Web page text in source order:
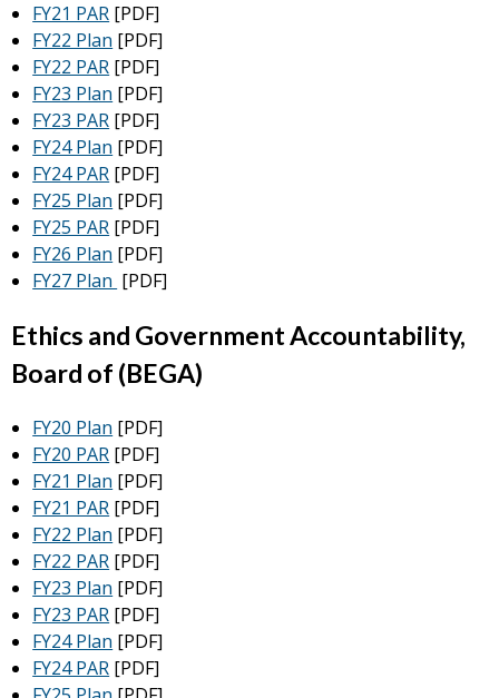
FY21 PAR [PDF]
FY22 Plan [PDF]
FY22 PAR [PDF]
FY23 Plan [PDF]
FY23 PAR [PDF]
FY24 Plan [PDF]
FY24 PAR [PDF]
FY25 Plan [PDF]
FY25 PAR [PDF]
FY26 Plan [PDF]
FY27 Plan [PDF]
Ethics and Government Accountability,
Board of (BEGA)
FY20 Plan [PDF]
FY20 PAR [PDF]
FY21 Plan [PDF]
FY21 PAR [PDF]
FY22 Plan [PDF]
FY22 PAR [PDF]
FY23 Plan [PDF]
FY23 PAR [PDF]
FY24 Plan [PDF]
FY24 PAR [PDF]